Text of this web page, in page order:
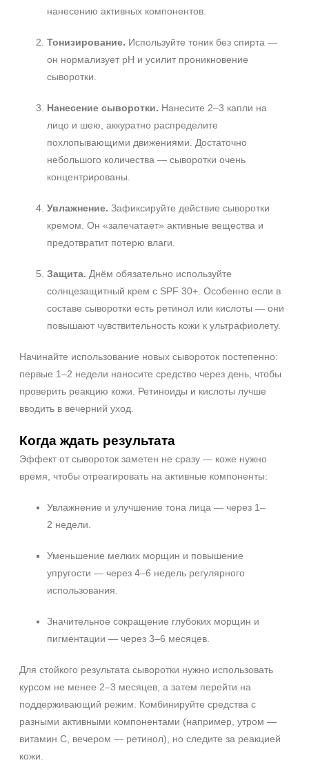
нанесению активных компонентов.
Тонизирование. Используйте тоник без спирта —
он нормализует pH и усилит проникновение
сыворотки.
Нанесение сыворотки. Нанесите 2–3 капли на
лицо и шею, аккуратно распределите
похлопывающими движениями. Достаточно
небольшого количества — сыворотки очень
концентрированы.
Увлажнение. Зафиксируйте действие сыворотки
кремом. Он «запечатает» активные вещества и
предотвратит потерю влаги.
Защита. Днём обязательно используйте
солнцезащитный крем с SPF 30+. Особенно если в
составе сыворотки есть ретинол или кислоты — они
повышают чувствительность кожи к ультрафиолету.
Начинайте использование новых сывороток постепенно:
первые 1–2 недели наносите средство через день, чтобы
проверить реакцию кожи. Ретиноиды и кислоты лучше
вводить в вечерний уход.
Когда ждать результата
Эффект от сывороток заметен не сразу — коже нужно
время, чтобы отреагировать на активные компоненты:
Увлажнение и улучшение тона лица — через 1–
2 недели.
Уменьшение мелких морщин и повышение
упругости — через 4–6 недель регулярного
использования.
Значительное сокращение глубоких морщин и
пигментации — через 3–6 месяцев.
Для стойкого результата сыворотки нужно использовать
курсом не менее 2–3 месяцев, а затем перейти на
поддерживающий режим. Комбинируйте средства с
разными активными компонентами (например, утром —
витамин C, вечером — ретинол), но следите за реакцией
кожи.